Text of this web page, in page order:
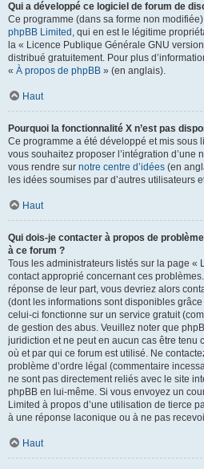
Qui a développé ce logiciel de forum de
Ce programme (dans sa forme non
phpBB Limited , qui en est le légitime
la « Licence Publique Générale GNU
distribué gratuitement. Pour plus
« À propos de phpBB » (en anglais).
Haut
Pourquoi la fonctionnalité X n’est pas
Ce programme a été développé et mis sous
vous souhaitez proposer l’intégration d’une
vous rendre sur notre centre d’idées (en
les idées soumises par d’autres utilisateurs
Haut
Qui dois-je contacter à propos de
à ce forum ?
Tous les administrateurs listés sur la page «
contact approprié concernant ces
réponse de leur part, vous devriez alors
(dont les informations sont disponibles grâce
celui-ci fonctionne sur un service gratuit
de gestion des abus. Veuillez noter que
juridiction et ne peut en aucun cas être tenu
où et par qui ce forum est utilisé. Ne
problème d’ordre légal (commentaire
ne sont pas directement reliés avec le site
phpBB en lui-même. Si vous envoyez un
Limited à propos d’une utilisation de tierce
à une réponse laconique ou à ne pas
Haut